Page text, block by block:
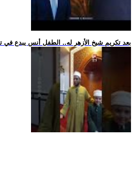
.. بعد تكريم شيخ الأزهر له.. الطفل أنس يبدع في